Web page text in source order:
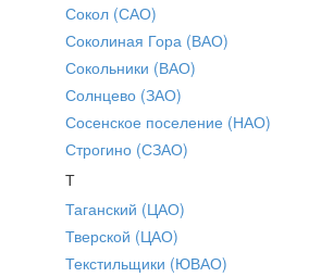
Сокол (САО)
Соколиная Гора (ВАО)
Сокольники (ВАО)
Солнцево (ЗАО)
Сосенское поселение (НАО)
Строгино (СЗАО)
Т
Таганский (ЦАО)
Тверской (ЦАО)
Текстильщики (ЮВАО)